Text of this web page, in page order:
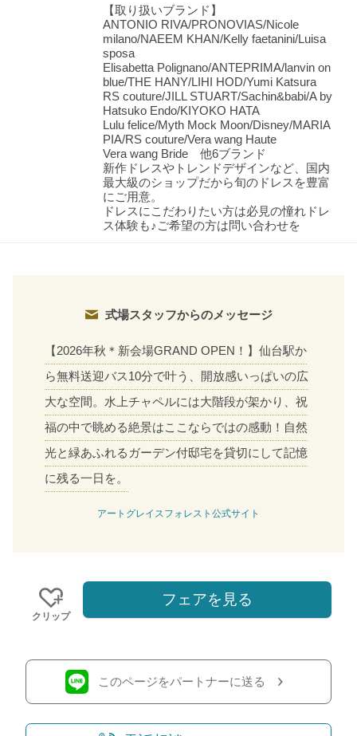
おトクな特典つきフェア
8/8(土) 残◯
【来館特典】豪華4万円試食×人気演出体験
フェア一覧
【取り扱いブランド】
ANTONIO RIVA/PRONOVIAS/Nicole
milano/NAEEM KHAN/Kelly faetanini/Luisa
sposa
Elisabetta Polignano/ANTEPRIMA/lanvin on
blue/THE HANY/LIHI HOD/Yumi Katsura
RS couture/JILL STUART/Sachin&babi/A by
Hatsuko Endo/KIYOKO HATA
Lulu felice/Myth Mock Moon/Disney/MARIA
PIA/RS couture/Vera wang Haute
Vera wang Bride 他6ブランド
新作ドレスやトレンドデザインなど、国内
最大級のショップだから旬のドレスを豊富
にご用意。
ドレスにこだわりたい方は必見の憧れドレ
ス体験も♪ご希望の方は問い合わせを
式場スタッフからのメッセージ
【2026年秋＊新会場GRAND OPEN！】仙台駅か
ら無料送迎バス10分で叶う、開放感いっぱいの広
大な空間。水上チャペルには大階段が架かり、祝
福の中で眺める絶景はここならではの感動！自然
光と緑あふれるガーデン付邸宅を貸切にして記憶
に残る一日を。
アートグレイスフォレスト公式サイト
クリップ
フェアを見る
このページをパートナーに送る